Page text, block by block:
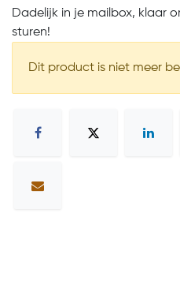
Dadelijk in je mailbox, klaar
sturen!
Dit product is niet meer